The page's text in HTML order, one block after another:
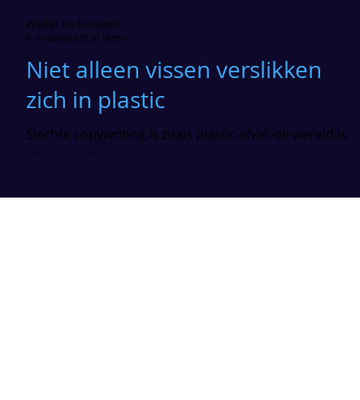
Niet alleen vissen verslikken
zich in plastic
Slechte copywriting is zoals plastic afval: de wereld is
Wouter De Schepper
6 minuten om te lezen